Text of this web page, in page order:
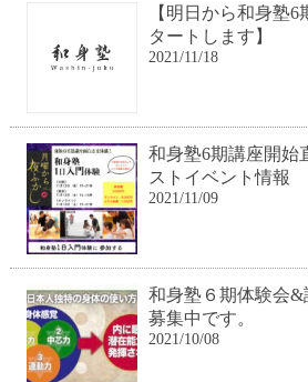
【明日から和身塾6
タートします】
2021/11/18
和身塾6期講座開始
ストイベント情報
2021/11/09
和身塾６期体験会&
募集中です。
2021/10/08